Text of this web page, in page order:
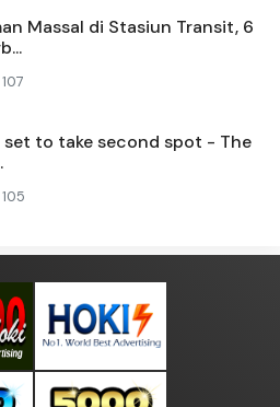
Massal di Stasiun Transit, 6
107
to take second spot - The
105